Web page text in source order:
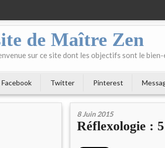
de Maître Zen
sur ce site dont les objectifs sont le
Facebook Twitter Pinterest
8 Juin 2015
Réflexologie :